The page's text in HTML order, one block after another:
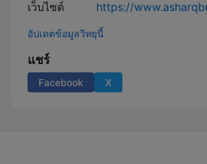
เว็บไซต์ https://
อัปเดตข้อมูลวิทยุนี้
แชร์
Facebook X